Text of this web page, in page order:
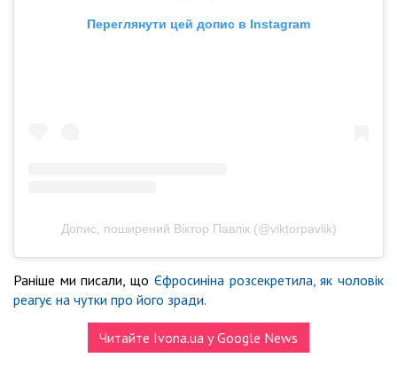
Переглянути цей допис в Instagram
Допис, поширений Віктор Павлік (@viktorpavlik)
Раніше ми писали, що Єфросиніна розсекретила, як чоловік
реагує на чутки про його зради.
Читайте Ivona.ua у Google News